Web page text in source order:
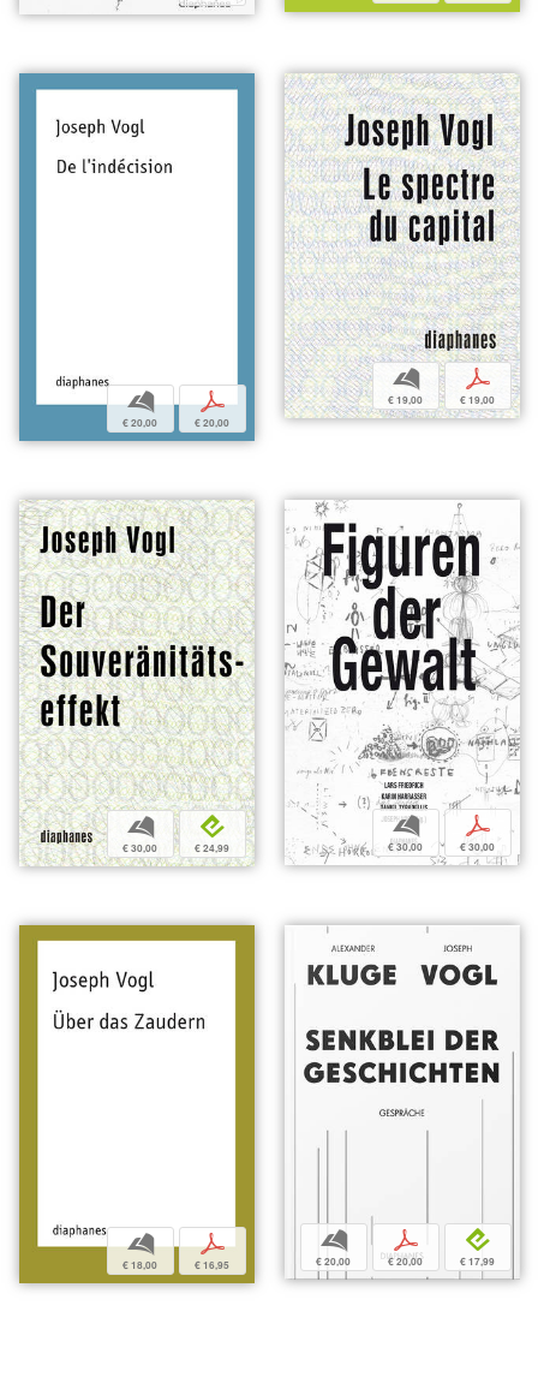
b
€ 20,00
p
€ 20,00
b
€ 19,00
p
€ 19,00
b
€ 30,00
e
€ 24,99
b
€ 30,00
p
€ 30,00
b
€ 18,00
p
€ 16,95
b
€ 20,00
p
€ 20,00
e
€ 17,99